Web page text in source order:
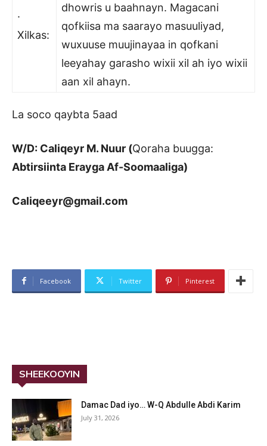
·
Xilkas:
dhowris u baahnayn. Magacani
qofkiisa ma saarayo masuuliyad,
wuxuuse muujinayaa in qofkani
leeyahay garasho wixii xil ah iyo wixii
aan xil ahayn.
La soco qaybta 5aad
W/D: Caliqeyr M. Nuur (Qoraha buugga:
Abtirsiinta Erayga Af-Soomaaliga)
Caliqeeyr@gmail.com
Facebook Twitter Pinterest
SHEEKOOYIN
Damac Dad iyo… W-Q Abdulle Abdi Karim
July 31, 2026